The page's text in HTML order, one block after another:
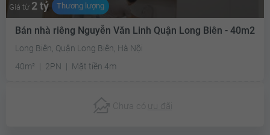
Giá từ 2 tỷ Thương lượng
Bán nhà riêng Nguyễn Văn Linh Quận Long Biên - 40m2
Long Biên, Quận Long Biên, Hà Nội
40m²
2PN Mặt tiền 4m
Chưa có ưu đãi